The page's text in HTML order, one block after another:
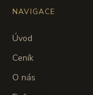
NAVIGACE
Úvod
Ceník
O nás